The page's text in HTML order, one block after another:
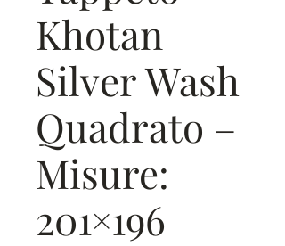
Khotan
Silver Wash
Quadrato –
Misure:
201×196